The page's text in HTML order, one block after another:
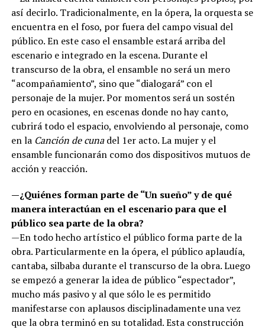
así decirlo. Tradicionalmente, en la ópera, la orquesta se
encuentra en el foso, por fuera del campo visual del
público. En este caso el ensamble estará arriba del
escenario e integrado en la escena. Durante el
transcurso de la obra, el ensamble no será un mero
“acompañamiento”, sino que “dialogará” con el
personaje de la mujer. Por momentos será un sostén
pero en ocasiones, en escenas donde no hay canto,
cubrirá todo el espacio, envolviendo al personaje, como
en la Canción de cunadel 1er acto. La mujer y el
ensamble funcionarán como dos dispositivos mutuos de
acción y reacción.
—¿Quiénes forman parte de “Un sueño” y de qué
manera interactúan en el escenario para que el
público sea parte de la obra?
—En todo hecho artístico el público forma parte de la
obra. Particularmente en la ópera, el público aplaudía,
cantaba, silbaba durante el transcurso de la obra. Luego
se empezó a generar la idea de público “espectador”,
mucho más pasivo y al que sólo le es permitido
manifestarse con aplausos disciplinadamente una vez
que la obra terminó en su totalidad. Esta construcción